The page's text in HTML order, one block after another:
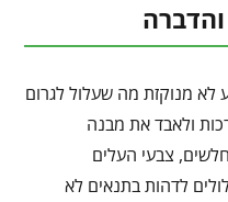
והדברה
לא מנוקזת מה שעלול לגרום
ולאבד את מבנה
צבעי העלים
לדהות בתנאים לא